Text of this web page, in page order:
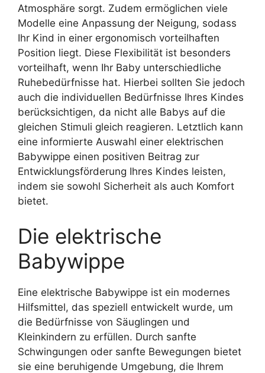
Atmosphäre sorgt. Zudem ermöglichen viele
Modelle eine Anpassung der Neigung, sodass
Ihr Kind in einer ergonomisch vorteilhaften
Position liegt. Diese Flexibilität ist besonders
vorteilhaft, wenn Ihr Baby unterschiedliche
Ruhebedürfnisse hat. Hierbei sollten Sie jedoch
auch die individuellen Bedürfnisse Ihres Kindes
berücksichtigen, da nicht alle Babys auf die
gleichen Stimuli gleich reagieren. Letztlich kann
eine informierte Auswahl einer elektrischen
Babywippe einen positiven Beitrag zur
Entwicklungsförderung Ihres Kindes leisten,
indem sie sowohl Sicherheit als auch Komfort
bietet.
Die elektrische
Babywippe
Eine elektrische Babywippe ist ein modernes
Hilfsmittel, das speziell entwickelt wurde, um
die Bedürfnisse von Säuglingen und
Kleinkindern zu erfüllen. Durch sanfte
Schwingungen oder sanfte Bewegungen bietet
sie eine beruhigende Umgebung, die Ihrem